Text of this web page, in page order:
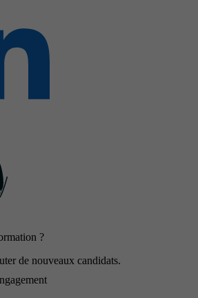
?
de nouveaux candidats.